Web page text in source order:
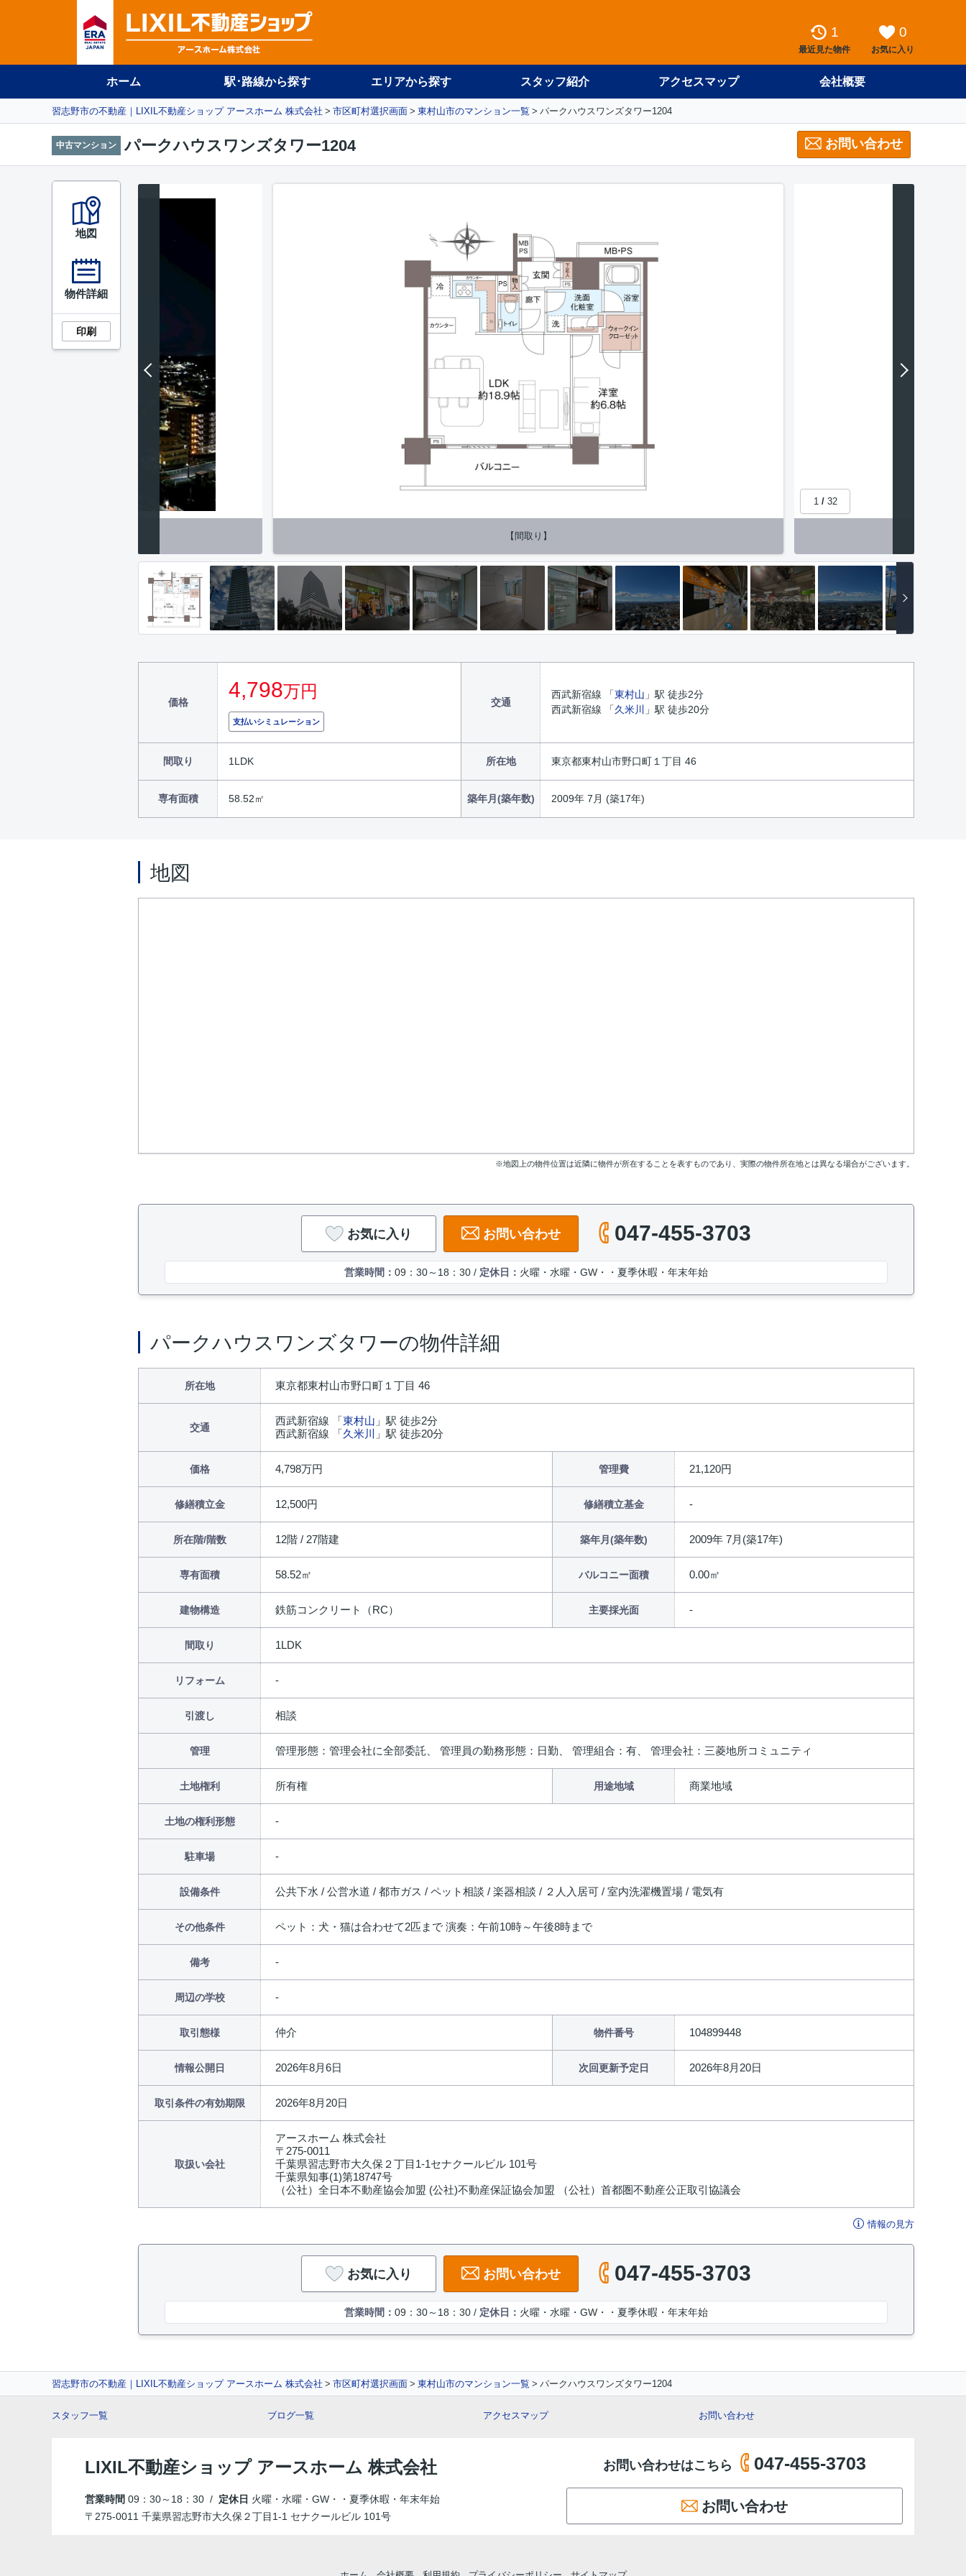
1
最近見た物件
0
お気に入り
ホーム 駅･路線から探す エリアから探す スタッフ紹介 アクセスマップ 会社概要
習志野市の不動産｜LIXIL不動産ショップ アースホーム 株式会社 市区町村選択画面 東村山市のマンション一覧 パークハウスワンズタワー1204
中古マンション パークハウスワンズタワー1204 お問い合わせ
1/ 32
【間取り】
価格
4,798万円
支払いシミュレーション
交通
西武新宿線 「東村山 」駅 徒歩2分
西武新宿線 「久米川 」駅 徒歩20分
間取り 1LDK 所在地 東京都東村山市野口町１丁目 46
専有面積 58.52㎡ 築年月(築年数) 2009年 7月 (築17年)
地図
物件詳細
印刷
地図
※地図上の物件位置は近隣に物件が所在することを表すものであり、実際の物件所在地とは異なる場合がございます。
お気に入り お問い合わせ 047-455-3703
営業時間： 09：30～18：30 / 定休日： 火曜・水曜・GW・・夏季休暇・年末年始
パークハウスワンズタワーの物件詳細
所在地 東京都東村山市野口町１丁目 46
交通
西武新宿線 「東村山 」駅 徒歩2分
西武新宿線 「久米川 」駅 徒歩20分
価格 4,798万円 管理費 21,120円
修繕積立金 12,500円 修繕積立基金
所在階/階数 12階 / 27階建 築年月(築年数) 2009年 7月(築17年)
専有面積 58.52㎡ バルコニー面積 0.00㎡
建物構造 鉄筋コンクリート（RC） 主要採光面
間取り 1LDK
リフォーム
引渡し 相談
管理 管理形態：管理会社に全部委託、 管理員の勤務形態：日勤、 管理組合：有、 管理会社：三菱地所コミュニティ
土地権利 所有権 用途地域 商業地域
土地の権利形態
駐車場
設備条件 公共下水 / 公営水道 / 都市ガス / ペット相談 / 楽器相談 / ２人入居可 / 室内洗濯機置場 / 電気有
その他条件 ペット：犬・猫は合わせて2匹まで 演奏：午前10時～午後8時まで
備考
周辺の学校
取引態様 仲介 物件番号 104899448
情報公開日 2026年8月6日 次回更新予定日 2026年8月20日
取引条件の有効期限 2026年8月20日
取扱い会社
アースホーム 株式会社
〒275-0011
千葉県習志野市大久保２丁目1-1セナクールビル 101号
千葉県知事(1)第18747号
（公社）全日本不動産協会加盟 (公社)不動産保証協会加盟 （公社）首都圏不動産公正取引協議会
情報の見方
お気に入り お問い合わせ 047-455-3703
営業時間： 09：30～18：30 / 定休日： 火曜・水曜・GW・・夏季休暇・年末年始
習志野市の不動産｜LIXIL不動産ショップ アースホーム 株式会社 市区町村選択画面 東村山市のマンション一覧 パークハウスワンズタワー1204
スタッフ一覧 ブログ一覧 アクセスマップ お問い合わせ
LIXIL不動産ショップ アースホーム 株式会社
営業時間 09：30～18：30 / 定休日 火曜・水曜・GW・・夏季休暇・年末年始
〒275-0011 千葉県習志野市大久保２丁目1-1 セナクールビル 101号
お問い合わせはこちら 047-455-3703
お問い合わせ